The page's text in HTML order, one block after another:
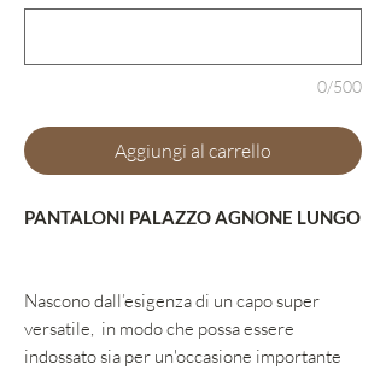
0/500
Aggiungi al carrello
PANTALONI PALAZZO AGNONE LUNGO
Nascono dall’esigenza di un capo super
versatile, in modo che possa essere
indossato sia per un'occasione importante